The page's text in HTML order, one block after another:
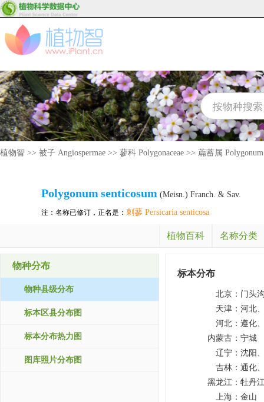
植物智 >> 被子 Angiospermae >> 蓼科 Polygonaceae >> 萹蓄属 Polygonum
Polygonum senticosum (Meisn.) Franch. & Sav.
注：名称已修订，正名是： 刺蓼 Persicaria senticosa
植物百科 名称分类
物种分布
物种县级分布
标本区县分布图
标本分布热力图
图库照片分布图
标本分布
北京： 门头
天津： 河北
河北： 遵化
内蒙古： 宁城
辽宁： 沈阳
吉林： 通化
黑龙江： 牡丹
上海： 金山